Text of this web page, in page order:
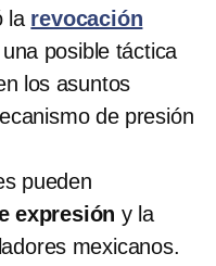
la revocación
posible táctica
los asuntos
de presión
pueden
expresión y la
mexicanos.